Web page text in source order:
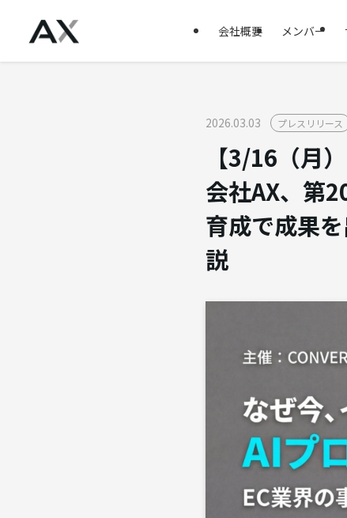
会社概要 メンバー
2026.03.03 プレスリリース
【3/16（月
会社AX、第
育成で成果
説